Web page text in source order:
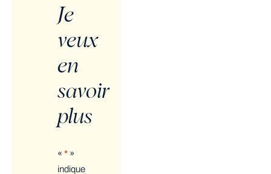
Je
veux
en
savoir
plus
« * »
indique